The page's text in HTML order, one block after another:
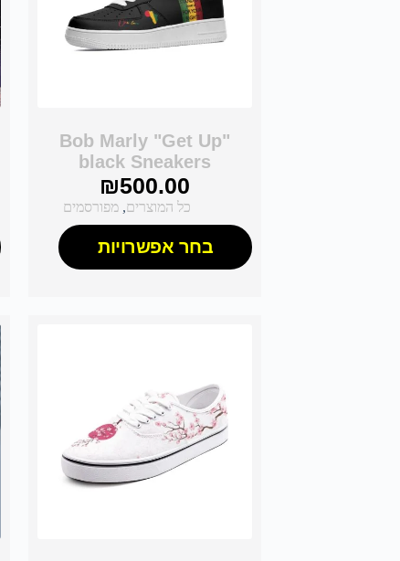
Bob Marly "Get Up"
black Sneakers
₪500.00
כל המוצרים,מפורסמים
בחר אפשרויות